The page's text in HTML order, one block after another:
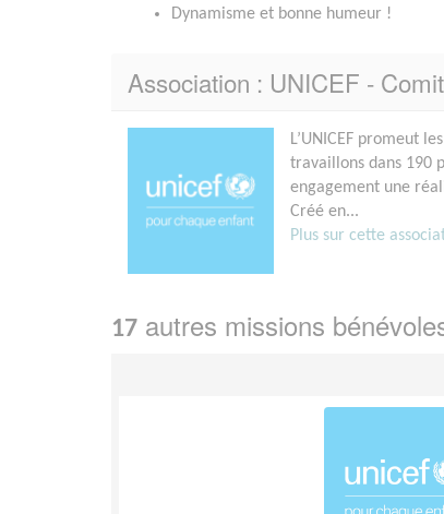
Dynamisme et bonne humeur !
Association : UNICEF -
L’UNICEF promeut
travaillons dans 190
engagement une
Créé en...
Plus sur cette
17 autres missions